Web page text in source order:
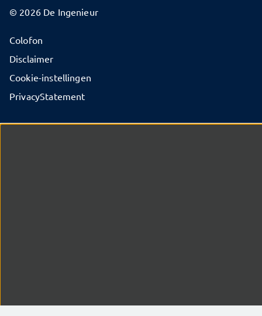
© 2026 De Ingenieur
Colofon
Disclaimer
Cookie-instellingen
PrivacyStatement